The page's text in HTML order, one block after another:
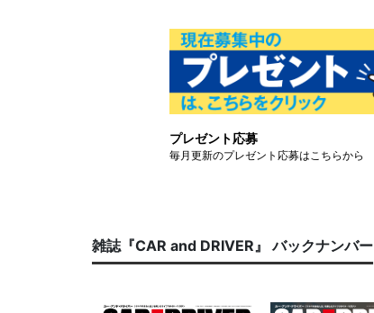
プレゼント応募
毎月更新のプレゼント応募はこちらから
雑誌『CAR and DRIVER』 バックナンバー